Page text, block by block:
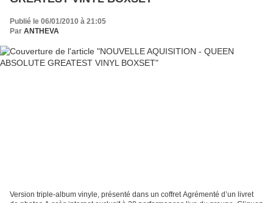
Publié le 06/01/2010 à 21:05
Par ANTHEVA
Version triple-album vinyle, présenté dans un coffret Agrémenté d’un livret